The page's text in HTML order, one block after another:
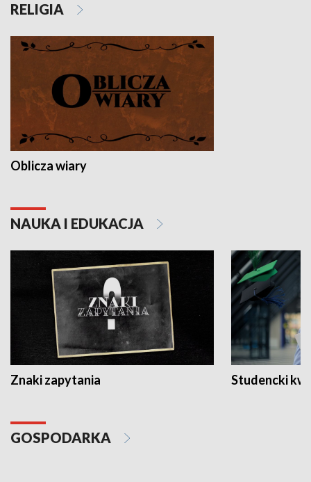
RELIGIA
Oblicza wiary
NAUKA I EDUKACJA
Znaki zapytania Studencki
GOSPODARKA